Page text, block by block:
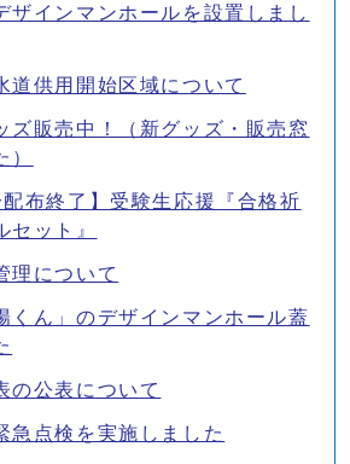
ザインマンホールを設置しまし
道供用開始区域について
ズ販売中！（新グッズ・販売窓
）
配布終了】受験生応援『合格祈
セット』
理について
くん」のデザインマンホール蓋
の公表について
急点検を実施しました